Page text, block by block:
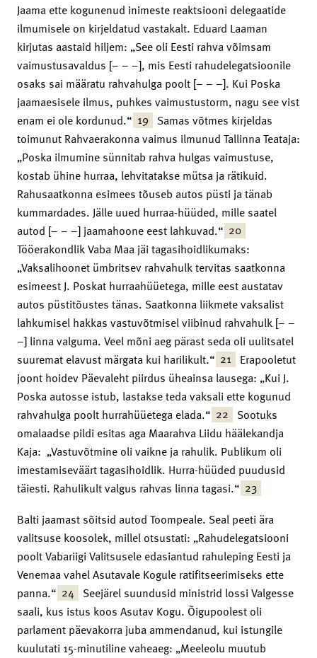
Jaama ette kogunenud inimeste reaktsiooni delegaatide
ilmumisele on kirjeldatud vastakalt. Eduard Laaman
kirjutas aastaid hiljem: „See oli Eesti rahva võimsam
vaimustusavaldus [– – –], mis Eesti rahudelegatsioonile
osaks sai määratu rahvahulga poolt [– – –]. Kui Poska
jaamaesisele ilmus, puhkes vaimustustorm, nagu see vist
enam ei ole kordunud.“ 19 Samas võtmes kirjeldas
toimunut Rahvaerakonna vaimus ilmunud Tallinna Teataja:
„Poska ilmumine sünnitab rahva hulgas vaimustuse,
kostab ühine hurraa, lehvitatakse mütsa ja rätikuid.
Rahusaatkonna esimees tõuseb autos püsti ja tänab
kummardades. Jälle uued hurraa-hüüded, mille saatel
autod [– – –] jaamahoone eest lahkuvad.“ 20
Tööerakondlik Vaba Maa jäi tagasihoidlikumaks:
„Vaksalihoonet ümbritsev rahvahulk tervitas saatkonna
esimeest J. Poskat hurraahüüetega, mille eest austatav
autos püstitõustes tänas. Saatkonna liikmete vaksalist
lahkumisel hakkas vastuvõtmisel viibinud rahvahulk [– –
–] linna valguma. Veel mõni aeg pärast seda oli uulitsatel
suuremat elavust märgata kui harilikult.“ 21 Erapooletut
joont hoidev Päevaleht piirdus üheainsa lausega: „Kui J.
Poska autosse istub, lastakse teda vaksali ette kogunud
rahvahulga poolt hurrahüüetega elada.“ 22 Sootuks
omalaadse pildi esitas aga Maarahva Liidu häälekandja
Kaja: „Vastuvõtmine oli vaikne ja rahulik. Publikum oli
imestamiseväärt tagasihoidlik. Hurra-hüüded puudusid
täiesti. Rahulikult valgus rahvas linna tagasi.“ 23
Balti jaamast sõitsid autod Toompeale. Seal peeti ära
valitsuse koosolek, millel otsustati: „Rahudelegatsiooni
poolt Vabariigi Valitsusele edasiantud rahuleping Eesti ja
Venemaa vahel Asutavale Kogule ratifitseerimiseks ette
panna.“ 24 Seejärel suundusid ministrid lossi Valgesse
saali, kus istus koos Asutav Kogu. Õigupoolest oli
parlament päevakorra juba ammendanud, kui istungile
kuulutati 15-minutiline vaheaeg: „Meeleolu muutub